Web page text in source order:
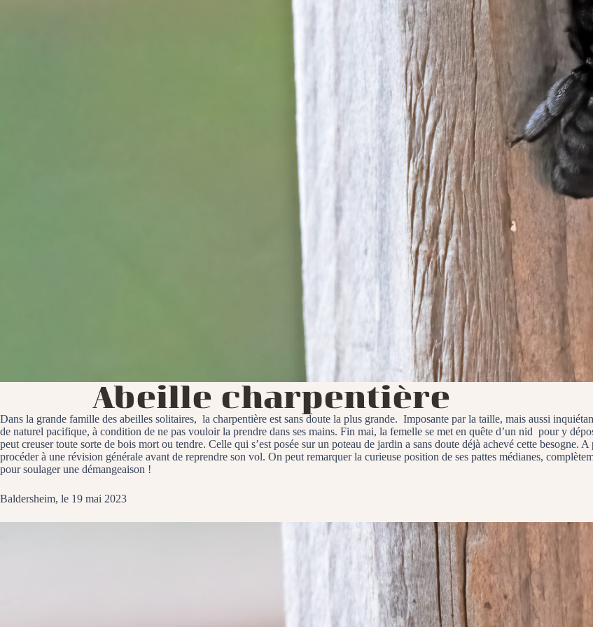
Abeille charpentière
Dans la grande famille des abeilles solitaires, la charpentière est sans doute la plus grande. Imposante par la taille, mais aussi
de naturel pacifique, à condition de ne pas vouloir la prendre dans ses mains. Fin mai, la femelle se met en quête d’un nid pour y
peut creuser toute sorte de bois mort ou tendre. Celle qui s’est posée sur un poteau de jardin a sans doute déjà achevé cette besogne.
procéder à une révision générale avant de reprendre son vol. On peut remarquer la curieuse position de ses pattes médianes,
pour soulager une démangeaison !
Baldersheim, le 19 mai 2023